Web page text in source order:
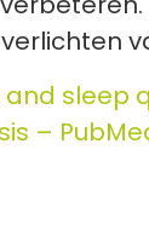
sleep
–